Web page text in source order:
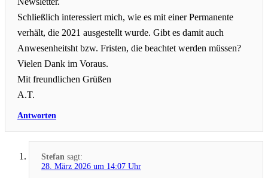
Schließlich interessiert mich, wie es mit einer Permanente
verhält, die 2021 ausgestellt wurde. Gibt es damit auch
Anwesenheitsht bzw. Fristen, die beachtet werden müssen?
Vielen Dank im Voraus.
Mit freundlichen Grüßen
A.T.
Antworten
Stefan sagt:
28. März 2026 um 14:07 Uhr